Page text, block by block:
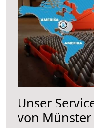
Unser
von